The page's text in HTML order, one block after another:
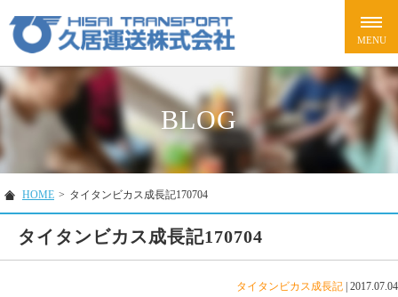
BLOG
HOME > タイタンビカス成長記170704
タイタンビカス成長記170704
タイタンビカス成長記 2017.07.04